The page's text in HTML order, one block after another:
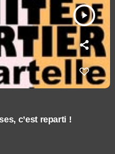
play_arrow
c’est reparti !